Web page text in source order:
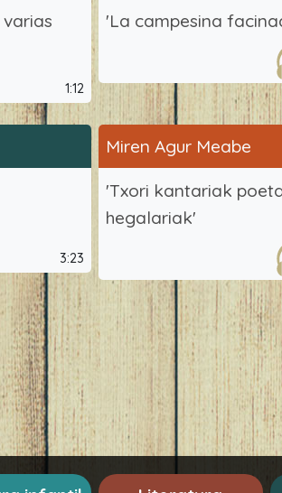
1:12
'La campesina
3:23
Miren Agur Meabe
'Txori kantariak
hegalariak'